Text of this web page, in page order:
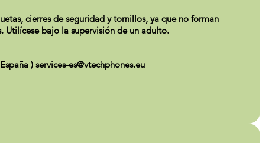
cierres de seguridad y tornillos, ya que no forman
Utilícese bajo la supervisión de un adulto.
) services-es@vtechphones.eu